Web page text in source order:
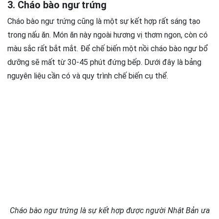
3. Cháo bào ngư trứng
Cháo bào ngư trứng cũng là một sự kết hợp rất sáng tạo
trong nấu ăn. Món ăn này ngoài hương vị thơm ngon, còn có
màu sắc rất bắt mắt. Để chế biến một nồi cháo bào ngư bổ
dưỡng sẽ mất từ 30-45 phút đứng bếp. Dưới đây là bảng
nguyên liệu cần có và quy trình chế biến cụ thể.
Cháo bào ngư trứng là sự kết hợp được người Nhật Bản ưa